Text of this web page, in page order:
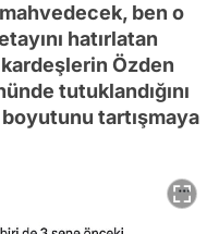
ben o
hatırlatan
Özden
tutuklandığını
tartışmaya